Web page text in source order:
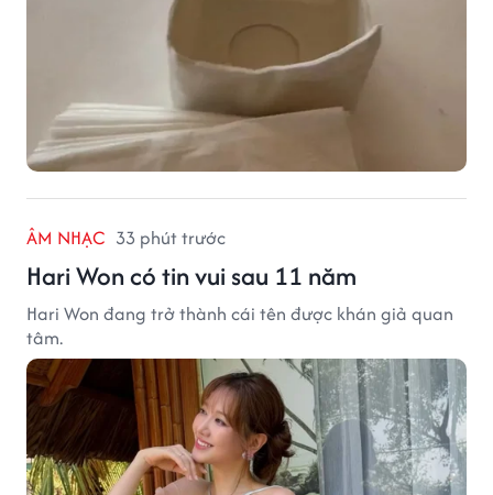
ÂM NHẠC 33 phút trước
Hari Won có tin vui sau 11 năm
Hari Won đang trở thành cái tên được khán giả quan
tâm.